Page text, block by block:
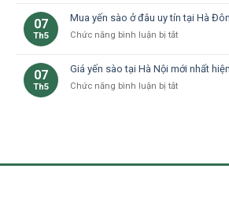
Đông
tại
nhà
Nội
bầu
Hà
Lợi
và
biệt
yến
thật
giả
07
Th5
Mua yến sào ở đâu uy tín tại Hà
Chức năng bình luận bị tắtở
sào
ở
Đông?
07
Th5
Giá yến sào tại Hà Nội mới nhất
Chức năng bình luận bị tắtở
Nội